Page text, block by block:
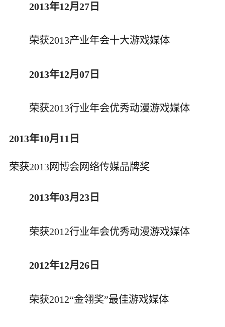
2013年12月27日
荣获2013产业年会十大游戏媒体
2013年12月07日
荣获2013行业年会优秀动漫游戏媒体
2013年10月11日
荣获2013网博会网络传媒品牌奖
2013年03月23日
荣获2012行业年会优秀动漫游戏媒体
2012年12月26日
荣获2012“金翎奖”最佳游戏媒体